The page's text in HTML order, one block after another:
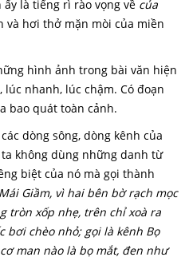
là tiếng rì rào vọng về của
và hơi thở mặn mòi của miền
hình ảnh trong bài văn hiện
nhanh, lúc chậm. Có đoạn
bao quát toàn cảnh.
dòng sông, dòng kênh của
không dùng những danh từ
biệt của nó mà gọi thành
Giầm, vì hai bên bờ rạch mọc
tròn xốp nhẹ, trên chỉ xoà ra
bơi chèo nhỏ; gọi là kênh Bọ
man nào là bọ mắt, đen như